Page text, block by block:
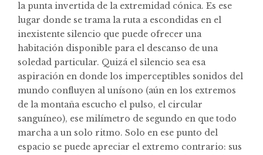
la punta invertida de la extremidad cónica. Es ese
lugar donde se trama la ruta a escondidas en el
inexistente silencio que puede ofrecer una
habitación disponible para el descanso de una
soledad particular. Quizá el silencio sea esa
aspiración en donde los imperceptibles sonidos del
mundo confluyen al unísono (aún en los extremos
de la montaña escucho el pulso, el circular
sanguíneo), ese milímetro de segundo en que todo
marcha a un solo ritmo. Solo en ese punto del
espacio se puede apreciar el extremo contrario: sus